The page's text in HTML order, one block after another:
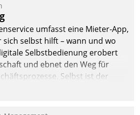
umfasst eine Mieter-App,
selbst hilft – wann und wo
Selbstbedienung erobert
und ebnet den Weg für
Selbst ist der
Serviceanbieter.